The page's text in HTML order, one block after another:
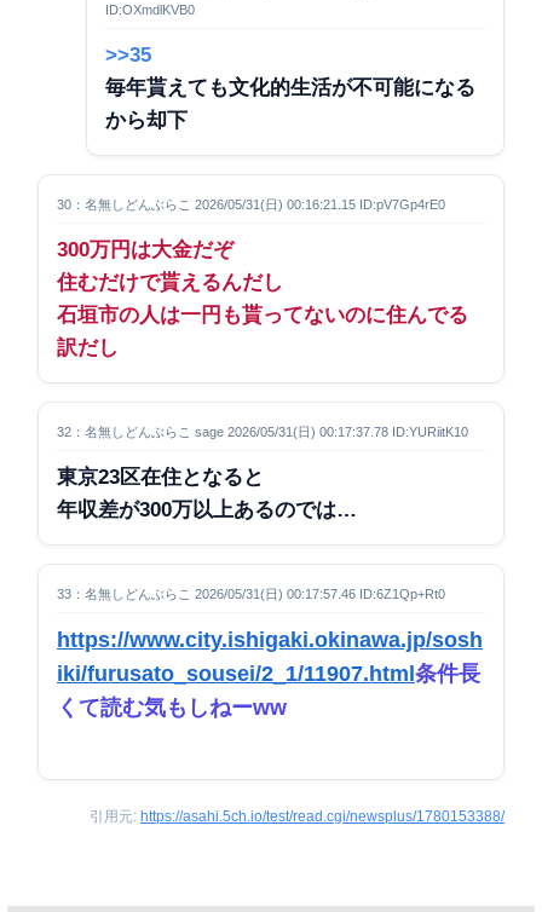
ID:OXmdlKVB0
>>35
毎年貰えても文化的生活が不可能になる
から却下
30：名無しどんぶらこ 2026/05/31(日) 00:16:21.15 ID:pV7Gp4rE0
300万円は大金だぞ
住むだけで貰えるんだし
石垣市の人は一円も貰ってないのに住んでる
訳だし
32：名無しどんぶらこ sage 2026/05/31(日) 00:17:37.78 ID:YURiitK10
東京23区在住となると
年収差が300万以上あるのでは…
33：名無しどんぶらこ 2026/05/31(日) 00:17:57.46 ID:6Z1Qp+Rt0
https://www.city.ishigaki.okinawa.jp/sosh
iki/furusato_sousei/2_1/11907.html条件長
くて読む気もしねーww
引用元: https://asahi.5ch.io/test/read.cgi/newsplus/1780153388/